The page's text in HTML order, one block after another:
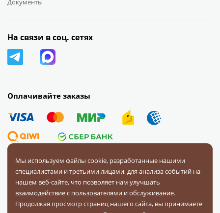
Документы
Оплачивайте заказы
На связи в соц. сетях
© 2008 — 2026 Первая Фурнитурная Компания.Все права
защищены.
Политика конфиденциальности
Мы используем файлы cookie, разработанные нашими
специалистами и третьими лицами, для анализа событий на
нашем веб-сайте, что позволяет нам улучшать
взаимодействие с пользователями и обслуживание.
Продолжая просмотр страниц нашего сайта, вы принимаете